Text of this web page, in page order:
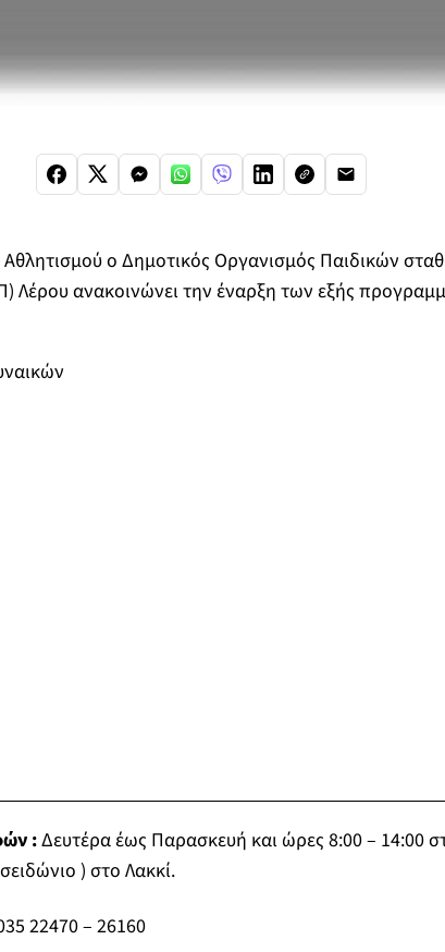
Αθλητισμού ο Δημοτικός Οργανισμός Παιδικών
Λέρου ανακοινώνει την έναρξη των εξής
:Δευτέρα έως Παρασκευή και ώρες 8:00 – 14:00
) στο Λακκί.
22470 – 26160